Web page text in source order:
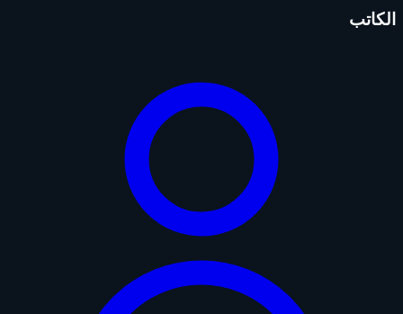
الكاتب